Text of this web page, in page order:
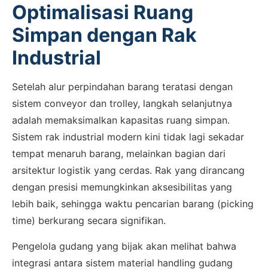
Optimalisasi Ruang
Simpan dengan Rak
Industrial
Setelah alur perpindahan barang teratasi dengan
sistem conveyor dan trolley, langkah selanjutnya
adalah memaksimalkan kapasitas ruang simpan.
Sistem rak industrial modern kini tidak lagi sekadar
tempat menaruh barang, melainkan bagian dari
arsitektur logistik yang cerdas. Rak yang dirancang
dengan presisi memungkinkan aksesibilitas yang
lebih baik, sehingga waktu pencarian barang (picking
time) berkurang secara signifikan.
Pengelola gudang yang bijak akan melihat bahwa
integrasi antara sistem material handling gudang